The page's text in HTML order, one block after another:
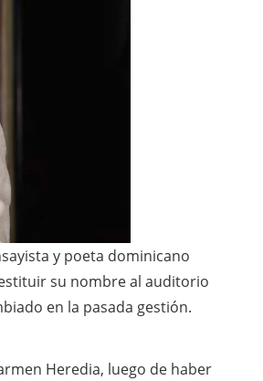
y poeta dominicano
su nombre al auditorio
en la pasada gestión.
Heredia, luego de haber